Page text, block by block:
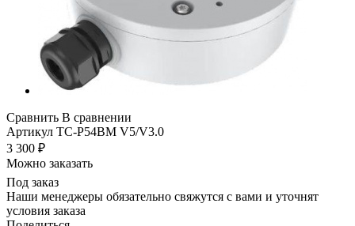
Сравнить В сравнении
Артикул TC-P54BM V5/V3.0
3 300 ₽
Можно заказать
Под заказ
Наши менеджеры обязательно свяжутся с вами и уточнят
условия заказа